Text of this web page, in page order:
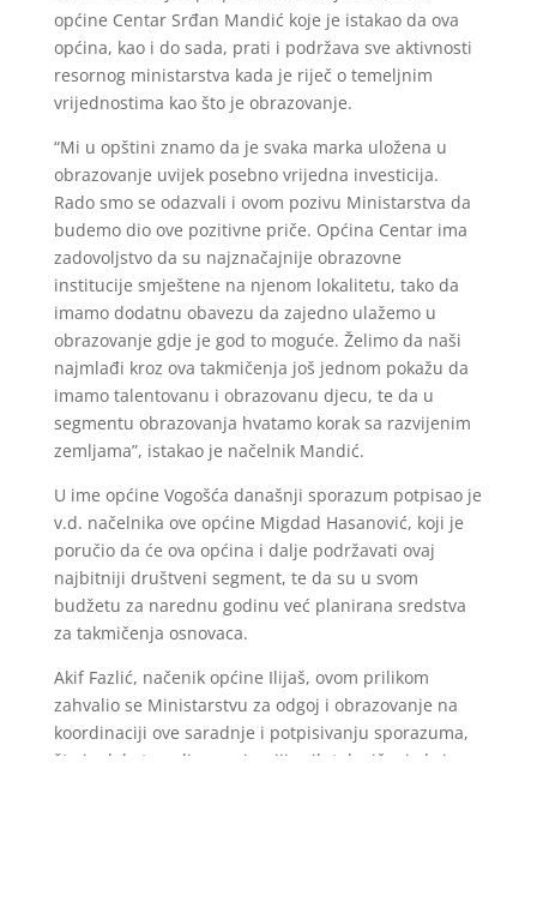
općine Centar Srđan Mandić koje je istakao da ova
općina, kao i do sada, prati i podržava sve aktivnosti
resornog ministarstva kada je riječ o temeljnim
vrijednostima kao što je obrazovanje.
“Mi u opštini znamo da je svaka marka uložena u
obrazovanje uvijek posebno vrijedna investicija.
Rado smo se odazvali i ovom pozivu Ministarstva da
budemo dio ove pozitivne priče. Općina Centar ima
zadovoljstvo da su najznačajnije obrazovne
institucije smještene na njenom lokalitetu, tako da
imamo dodatnu obavezu da zajedno ulažemo u
obrazovanje gdje je god to moguće. Želimo da naši
najmlađi kroz ova takmičenja još jednom pokažu da
imamo talentovanu i obrazovanu djecu, te da u
segmentu obrazovanja hvatamo korak sa razvijenim
zemljama”, istakao je načelnik Mandić.
U ime općine Vogošća današnji sporazum potpisao je
v.d. načelnika ove općine Migdad Hasanović, koji je
poručio da će ova općina i dalje podržavati ovaj
najbitniji društveni segment, te da su u svom
budžetu za narednu godinu već planirana sredstva
za takmičenja osnovaca.
Akif Fazlić, načenik općine Ilijaš, ovom prilikom
zahvalio se Ministarstvu za odgoj i obrazovanje na
koordinaciji ove saradnje i potpisivanju sporazuma,
što je dalo temelj organizaciji ovih takmičenja koja,